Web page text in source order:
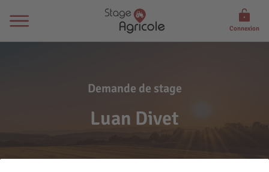
Connexion
Demande de stage
Luan Divet